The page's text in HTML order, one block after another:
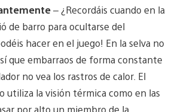
– ¿Recordáis cuando en la
de barro para ocultarse del
hacer en el juego! En la selva no
que embarraos de forma constante
no vea los rastros de calor. El
utiliza la visión térmica como en las
por alto un miembro de la